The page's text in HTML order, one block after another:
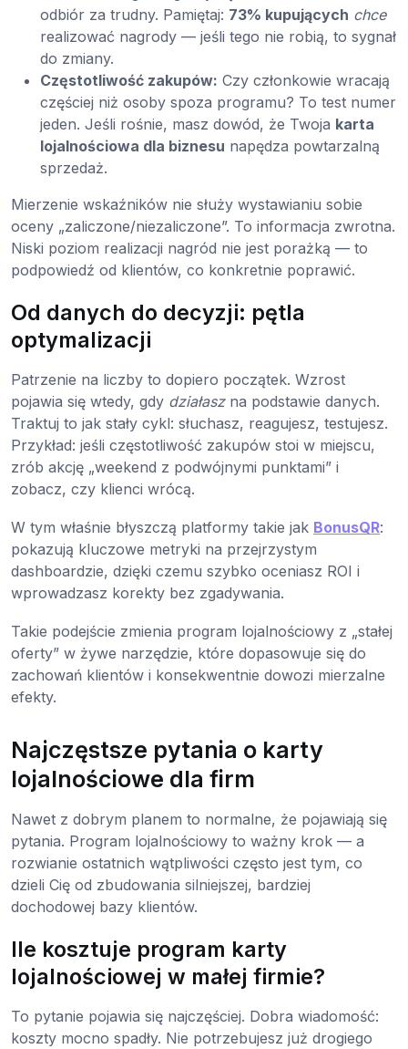
odbiór za trudny. Pamiętaj: 73% kupujących chce
realizować nagrody — jeśli tego nie robią, to sygnał
do zmiany.
Częstotliwość zakupów: Czy członkowie wracają
częściej niż osoby spoza programu? To test numer
jeden. Jeśli rośnie, masz dowód, że Twoja karta
lojalnościowa dla biznesu napędza powtarzalną
sprzedaż.
Mierzenie wskaźników nie służy wystawianiu sobie
oceny „zaliczone/niezaliczone”. To informacja zwrotna.
Niski poziom realizacji nagród nie jest porażką — to
podpowiedź od klientów, co konkretnie poprawić.
Od danych do decyzji: pętla
optymalizacji
Patrzenie na liczby to dopiero początek. Wzrost
pojawia się wtedy, gdy działaszna podstawie danych.
Traktuj to jak stały cykl: słuchasz, reagujesz, testujesz.
Przykład: jeśli częstotliwość zakupów stoi w miejscu,
zrób akcję „weekend z podwójnymi punktami” i
zobacz, czy klienci wrócą.
W tym właśnie błyszczą platformy takie jak BonusQR:
pokazują kluczowe metryki na przejrzystym
dashboardzie, dzięki czemu szybko oceniasz ROI i
wprowadzasz korekty bez zgadywania.
Takie podejście zmienia program lojalnościowy z „stałej
oferty” w żywe narzędzie, które dopasowuje się do
zachowań klientów i konsekwentnie dowozi mierzalne
efekty.
Najczęstsze pytania o karty
lojalnościowe dla firm
Nawet z dobrym planem to normalne, że pojawiają się
pytania. Program lojalnościowy to ważny krok — a
rozwianie ostatnich wątpliwości często jest tym, co
dzieli Cię od zbudowania silniejszej, bardziej
dochodowej bazy klientów.
Ile kosztuje program karty
lojalnościowej w małej firmie?
To pytanie pojawia się najczęściej. Dobra wiadomość:
koszty mocno spadły. Nie potrzebujesz już drogiego